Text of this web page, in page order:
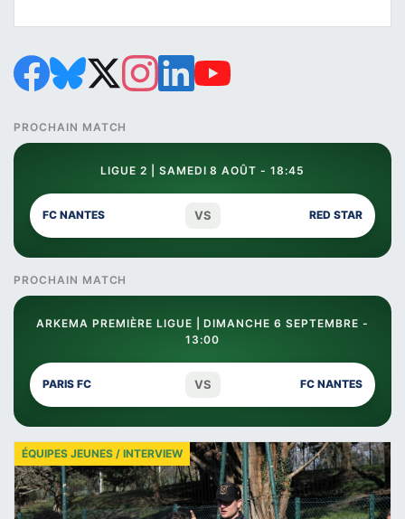
PROCHAIN MATCH
LIGUE 2 | SAMEDI 8 AOÛT - 18:45
FC NANTES VS RED STAR
PROCHAIN MATCH
ARKEMA PREMIÈRE LIGUE | DIMANCHE 6 SEPTEMBRE -
13:00
PARIS FC VS FC NANTES
ÉQUIPES JEUNES / INTERVIEW